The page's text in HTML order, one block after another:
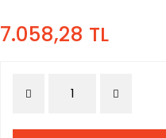
7.058,28 TL